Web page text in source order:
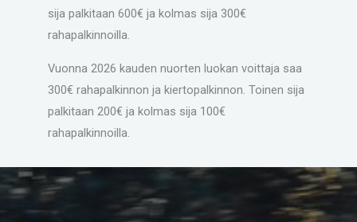
sija palkitaan 600€ ja kolmas sija 300€
rahapalkinnoilla.
Vuonna 2026 kauden nuorten luokan voittaja saa
300€ rahapalkinnon ja kiertopalkinnon. Toinen sija
palkitaan 200€ ja kolmas sija 100€
rahapalkinnoilla.